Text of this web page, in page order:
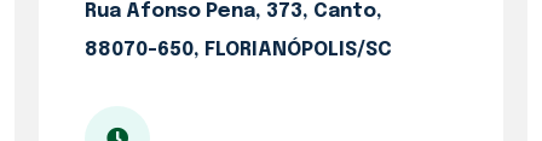
Rua Afonso Pena, 373, Canto,
88070-650, FLORIANÓPOLIS/SC